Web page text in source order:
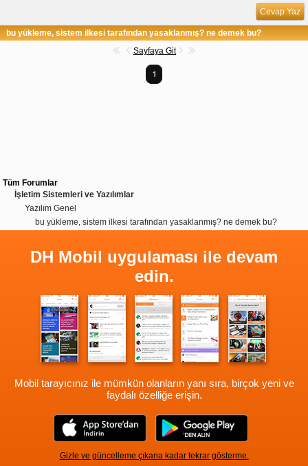
Cevap Yaz
bu yükleme, sistem ilkesi tarafından yasaklanmış? ne demek bu?
Sayfaya Git
1
Tüm Forumlar
İşletim Sistemleri ve Yazılımlar
Yazılım Genel
bu yükleme, sistem ilkesi tarafından yasaklanmış? ne demek bu?
DH Mobil uygulaması ile devam
edin.
Mobil tarayıcınız ile mümkün olanların yanı sıra, birçok yeni ve
faydalı özelliğe erişin.
Gizle ve güncelleme çıkana kadar tekrar gösterme.